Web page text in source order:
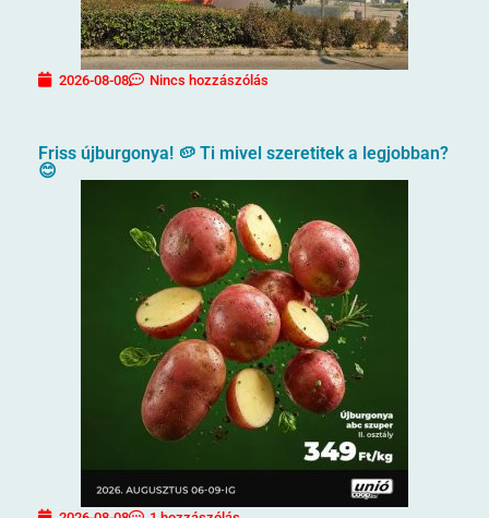
2026-08-08 Nincs hozzászólás
Friss újburgonya! 🥔 Ti mivel szeretitek a legjobban?
😊